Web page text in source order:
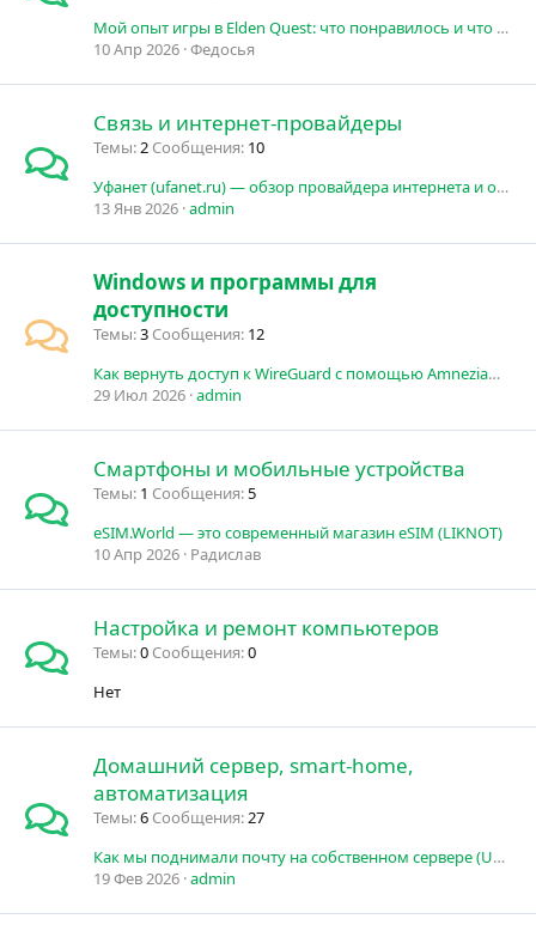
Мой опыт игры в Elden Quest: что понравилось и что нет
10 Апр 2026 Федосья
Связь и интернет-провайдеры
Темы 2 Сообщения 10
Уфанет (ufanet.ru) — обзор провайдера интернета и онлайн-ТВ
13 Янв 2026 admin
Windows и программы для
доступности
Темы 3 Сообщения 12
Как вернуть доступ к WireGuard с помощью AmneziaWG
29 Июл 2026 admin
Смартфоны и мобильные устройства
Темы 1 Сообщения 5
eSIM.World — это современный магазин eSIM (LIKNOT)
10 Апр 2026 Радислав
Настройка и ремонт компьютеров
Темы 0 Сообщения 0
Нет
Домашний сервер, smart-home,
автоматизация
Темы 6 Сообщения 27
Как мы поднимали почту на собственном сервере (Ubuntu + Exim4 + Dovecot) и победили почти все ошибки
19 Фев 2026 admin